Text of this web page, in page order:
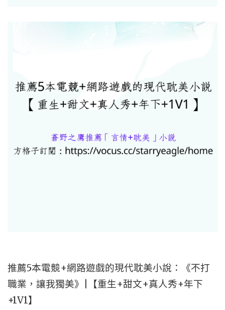
推薦5本電競+網路遊戲的現代耽美小說：《不打
職業，讓我獨美》|【重生+甜文+真人秀+年下
+1V1】